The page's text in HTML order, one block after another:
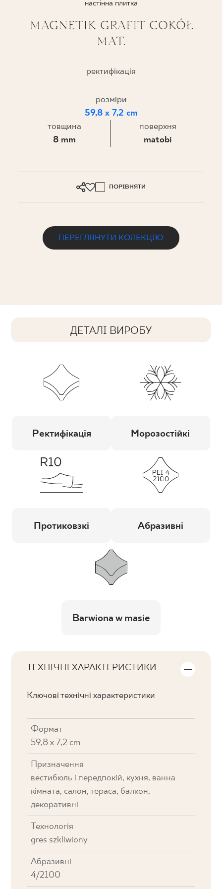
ДЕ КУПИТИ
ПРО НАС
МІЙ ПРОФІЛЬ
SK
настінна плитка
MAGNETIK GRAFIT COKÓŁ
MAT.
ректифікація
розміри
59,8 x 7,2 cm
товщина
8 mm
поверхня
matobi
ПОРІВНЯТИ
ПЕРЕГЛЯНУТИ КОЛЕКЦІЮ
ДЕТАЛІ ВИРОБУ
Ректифікація Морозостійкі
Протиковзкі Абразивні
Barwiona w masie
ТЕХНІЧНІ ХАРАКТЕРИСТИКИ
Ключові технічні характеристики
Формат
59,8 x 7,2 cm
Призначення
вестибюль і передпокій, кухня, ванна
кімната, салон, тераса, балкон,
декоративні
Технологія
gres szkliwiony
Абразивні
4/2100